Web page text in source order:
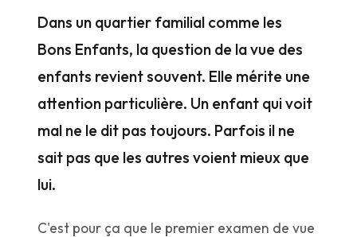
Dans un quartier familial comme les
Bons Enfants, la question de la vue des
enfants revient souvent. Elle mérite une
attention particulière. Un enfant qui voit
mal ne le dit pas toujours. Parfois il ne
sait pas que les autres voient mieux que
lui.
C'est pour ça que le premier examen de vue